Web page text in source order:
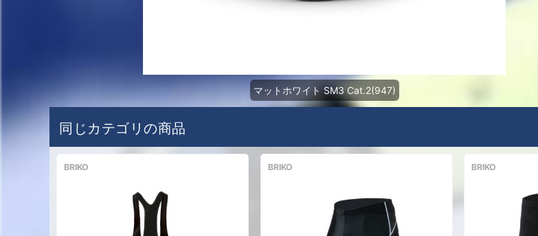
マットホワイト SM3 Cat.2(947)
同じカテゴリの商品
BRIKO BRIKO BRIKO